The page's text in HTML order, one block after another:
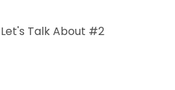
Let's Talk About #2